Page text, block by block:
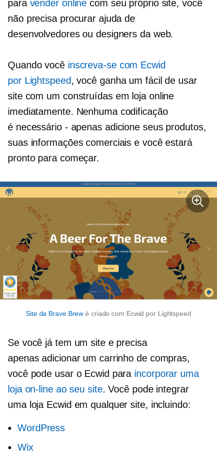
para vender online com seu próprio site, você
não precisa procurar ajuda de
desenvolvedores ou designers da web.
Quando você inscreva-se com Ecwid
por Lightspeed, você ganha umfácil de usar
site com um construídas em loja online
imediatamente. Nenhuma codificação
é necessário - apenasadicione seus produtos,
suas informações comerciais e você estará
pronto para começar.
Site da Brave Brew é criado com Ecwid por Lightspeed
Se você já tem um site e precisa
apenas adicionar um carrinho de compras,
você pode usar o Ecwid para incorporar uma
loja on-line ao seu site. Você pode integrar
uma loja Ecwid em qualquer site, incluindo:
WordPress
Wix